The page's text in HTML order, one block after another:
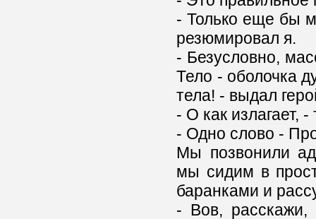
- Только еще бы
резюмировал я.
- Безусловно,
Тело - оболочка
тела! - выдал
- О как излагает,
- Одно слово -
Мы позвонили
мы сидим в
баранками и
- Вов, расскажи,